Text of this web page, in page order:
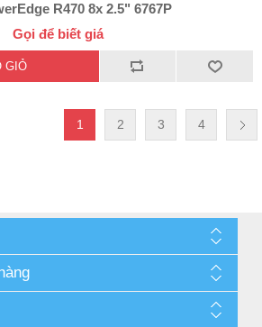
R470 8x 2.5" 6767P
Gọi để biết giá
1 2 3 4